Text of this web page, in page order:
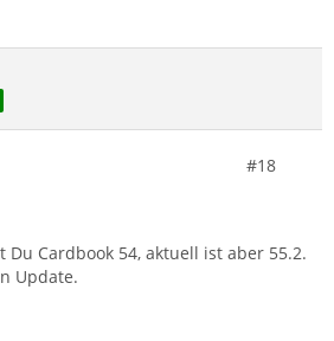
#18
Du Cardbook 54, aktuell ist aber 55.2.
Update.